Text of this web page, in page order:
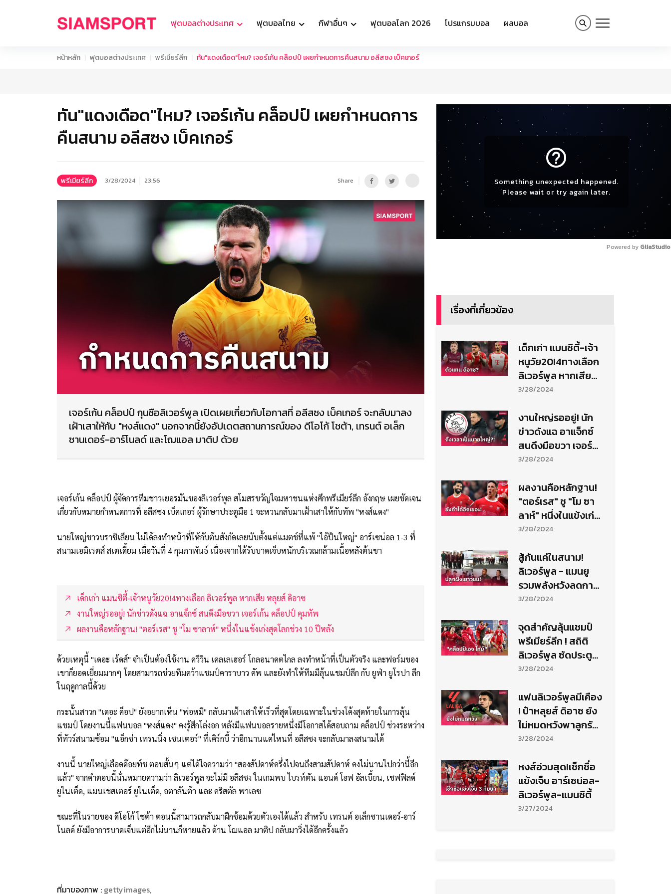
ฟุตบอลต่างประเทศ ฟุตบอลไทย กีฬาอื่นๆ ฟุตบอลโลก 2026 โปรแกรมบอล ผลบอล
หน้าหลัก ฟุตบอลต่างประเทศ พรีเมียร์ลีก ทัน"แดงเดือด"ไหม? เจอร์เก้น คล็อปป์ เผยกำหนดการคืนสนาม อลีสซง เบ็คเกอร์
ทัน"แดงเดือด"ไหม? เจอร์เก้น คล็อปป์ เผยกำหนดการ
คืนสนาม อลีสซง เบ็คเกอร์
พรีเมียร์ลีก 3/28/2024 23:56 Share
เจอร์เก้น คล็อปป์ กุนซือลิเวอร์พูล เปิดเผยเกี่ยวกับโอกาสที่ อลีสซง เบ็คเกอร์ จะกลับมาลง
เฝ้าเสาให้กับ "หงส์แดง" นอกจากนี้ยังอัปเดตสถานการณ์ของ ดีโอโก้ โชต้า, เทรนต์ อเล็ก
ซานเดอร์-อาร์โนลด์ และโฌแอล มาติป ด้วย
เจอร์เก้น คล็อปป์ ผู้จัดการทีมชาวเยอรมันของลิเวอร์พูล สโมสรขวัญใจมหาชนแห่งศึกพรีเมียร์ลีก อังกฤษ เผยชัดเจน
เกี่ยวกับหมายกำหนดการที่ อลีสซง เบ็คเกอร์ ผู้รักษาประตูมือ 1 จะหวนกลับมาเฝ้าเสาให้กับทัพ "หงส์แดง"
นายใหญ่ชาวบราซิเลียน ไม่ได้ลงทำหน้าที่ให้กับต้นสังกัดเลยนับตั้งแต่แมตช์ที่แพ้ "ไอ้ปืนใหญ่" อาร์เซน่อล 1-3 ที่
สนามเอมิเรตส์ สเตเดี้ยม เมื่อวันที่ 4 กุมภาพันธ์ เนื่องจากได้รับบาดเจ็บหนักบริเวณกล้ามเนื้อหลังต้นขา
เด็กเก่า แมนซิตี้-เจ้าหนูวัย20!4ทางเลือก ลิเวอร์พูล หากเสีย หลุยส์ ดิอาซ
งานใหญ่รออยู่! นักข่าวดังแฉ อาแจ็กซ์ สนดึงมือขวา เจอร์เก้น คล็อปป์ คุมทัพ
ผลงานคือหลักฐาน! "ตอร์เรส" ชู "โม ซาลาห์" หนึ่งในแข้งเก่งสุดโลกช่วง 10 ปีหลัง
ด้วยเหตุนี้ "เดอะ เร้ดส์" จำเป็นต้องใช้งาน ควีวิน เคลเลเฮอร์ โกลอนาคตไกล ลงทำหน้าที่เป็นตัวจริง และฟอร์มของ
เขาก็ยอดเยี่ยมมากๆ โดยสามารถช่วยทีมคว้าแชมป์คาราบาว คัพ และยังทำให้ทีมมีลุ้นแชมป์ลีก กับ ยูฟ่า ยูโรปา ลีก
ในฤดูกาลนี้ด้วย
กระนั้นสาวก "เดอะ ค็อป" ยังอยากเห็น "พ่อหมี" กลับมาเฝ้าเสาให้เร็วที่สุดโดยเฉพาะในช่วงโค้งสุดท้ายในการลุ้น
แชมป์ โดยงานนี้แฟนบอล "หงส์แดง" คงรู้สึกโล่งอก หลังมีแฟนบอลรายหนึ่งมีโอกาสได้สอบถาม คล็อปป์ ช่วงระหว่าง
ที่ทัวร์สนามซ้อม "แอ็กซ่า เทรนนิ่ง เซนเตอร์" ที่เคิร์กบี้ ว่าอีกนานแค่ไหนที่ อลีสซง จะกลับมาลงสนามได้
งานนี้ นายใหญ่เลือดด๊อยท์ช ตอบสั้นๆ แต่ได้ใจความว่า "สองสัปดาห์ครึ่งไปจนถึงสามสัปดาห์ คงไม่นานไปกว่านี้อีก
แล้ว" จากคำตอบนี้นั่นหมายความว่า ลิเวอร์พูล จะไม่มี อลีสซง ในเกมพบ ไบรท์ตัน แอนด์ โฮฟ อัลเบี้ยน, เชฟฟิลด์
ยูไนเต็ด, แมนเชสเตอร์ ยูไนเต็ด, อตาลันต้า และ คริสตัล พาเลซ
ขณะที่ในรายของ ดีโอโก้ โชต้า ตอนนี้สามารถกลับมาฝึกซ้อมด้วยตัวเองได้แล้ว สำหรับ เทรนต์ อเล็กซานเดอร์-อาร์
โนลด์ ยังมีอาการบาดเจ็บแต่อีกไม่นานก็หายแล้ว ด้าน โฌแอล มาติป กลับมาวิ่งได้อีกครั้งแล้ว
ที่มาของภาพ : gettyimages,
help_outline
Something unexpected happened.
Please wait or try again later.
Powered by
เรื่องที่เกี่ยวข้อง
เด็กเก่า แมนซิตี้-เจ้า
หนูวัย20!4ทางเลือก
ลิเวอร์พูล หากเสีย
หลุยส์ ดิอาซ
3/28/2024
งานใหญ่รออยู่! นัก
ข่าวดังแฉ อาแจ็กซ์
สนดึงมือขวา เจอร์
เก้น คล็อปป์ คุมทัพ
3/28/2024
ผลงานคือหลักฐาน!
"ตอร์เรส" ชู "โม ซา
ลาห์" หนึ่งในแข้งเก่ง
สุดโลกช่วง 10 ปีหลัง
3/28/2024
สู้กันแค่ในสนาม!
ลิเวอร์พูล - แมนยู
รวมพลังหวังลดการ
เชียร์แบบล้อ
3/28/2024
จุดสำคัญลุ้นแชมป์
พรีเมียร์ลีก ! สถิติ
ลิเวอร์พูล ซัดประตู
ชัยทดเจ็บพรีเมียร์ลีก
3/28/2024
แฟนลิเวอร์พูลมีเคือง
! ป๋าหลุยส์ ดิอาซ ยัง
ไม่หมดหวังพาลูกรัก
ลุยลาลีกา
3/28/2024
หงส์อ่วมสุด!เช็กชื่อ
แข้งเจ็บ อาร์เซน่อล-
ลิเวอร์พูล-แมนซิตี้
3/27/2024